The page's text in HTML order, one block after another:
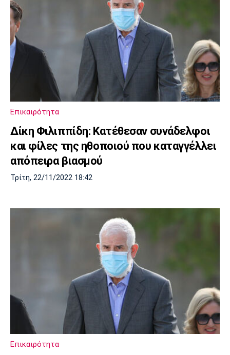
Επικαιρότητα
Δίκη Φιλιππίδη: Κατέθεσαν συνάδελφοι
και φίλες της ηθοποιού που καταγγέλλει
απόπειρα βιασμού
Τρίτη, 22/11/2022 18:42
Επικαιρότητα